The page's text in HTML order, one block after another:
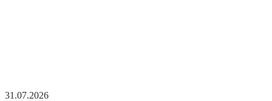
31.07.2026